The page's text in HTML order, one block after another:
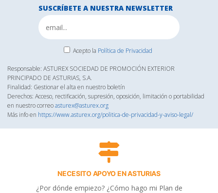
SUSCRÍBETE A NUESTRA NEWSLETTER
Acepto la Política de Privacidad
Responsable: ASTUREX SOCIEDAD DE PROMOCIÓN EXTERIOR
PRINCIPADO DE ASTURIAS, S.A.
Finalidad: Gestionar el alta en nuestro boletín
Derechos: Acceso, rectificación, supresión, oposición, limitación o portabilidad
en nuestro correoasturex@asturex.org
Más info en https://www.asturex.org/politica-de-privacidad-y-aviso-legal/
NECESITO APOYO EN ASTURIAS
¿Por dónde empiezo? ¿Cómo hago mi Plan de